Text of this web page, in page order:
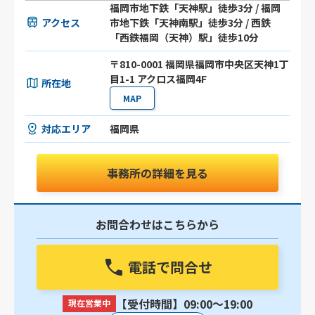
アクセス
福岡市地下鉄「天神駅」徒歩3分 / 福岡
市地下鉄「天神南駅」徒歩3分 / 西鉄
「西鉄福岡（天神）駅」徒歩10分
所在地
〒810-0001 福岡県福岡市中央区天神1丁
目1-1 アクロス福岡4F
MAP
対応エリア 福岡県
事務所の詳細を見る
お問合わせはこちらから
電話で問合せ
現在営業中 【受付時間】09:00〜19:00